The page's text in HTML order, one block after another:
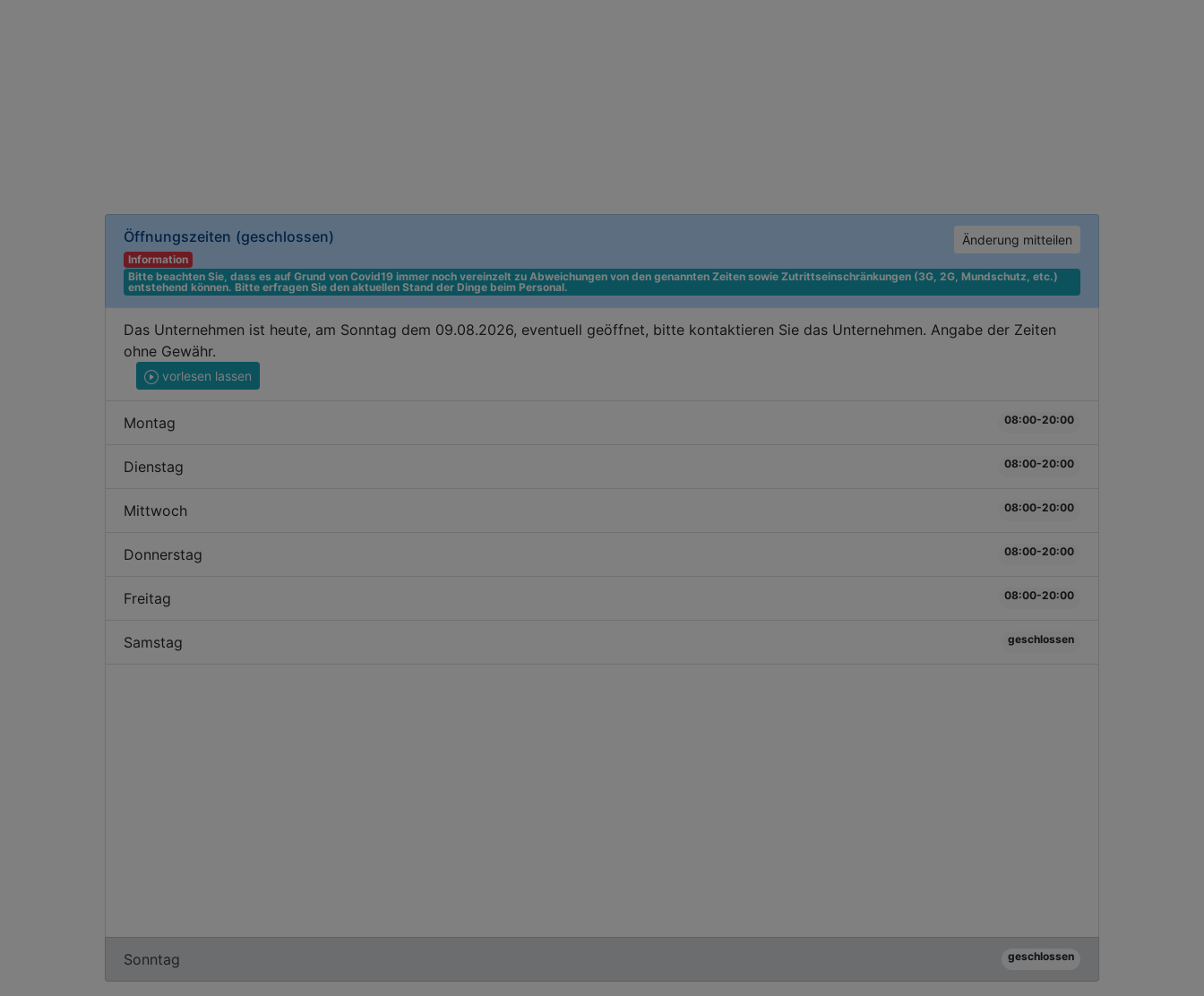
Öffnungszeiten (geschlossen) Änderung mitteilen
Information
Bitte beachten Sie, dass es auf Grund von Covid19 immer noch vereinzelt zu Abweichungen von den genannten Zeiten sowie Zutrittseinschränkungen (3G, 2G, Mundschutz, etc.)
entstehend können. Bitte erfragen Sie den aktuellen Stand der Dinge beim Personal.
Das Unternehmen ist heute, am Sonntag dem 09.08.2026, eventuell geöffnet, bitte kontaktieren Sie das Unternehmen. Angabe der Zeiten
ohne Gewähr.
vorlesen lassen
Montag 08:00-20:00
Dienstag 08:00-20:00
Mittwoch 08:00-20:00
Donnerstag 08:00-20:00
Freitag 08:00-20:00
Samstag geschlossen
Sonntag geschlossen